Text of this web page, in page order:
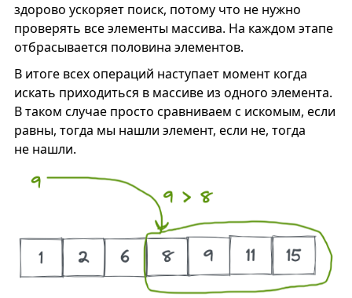
здорово ускоряет поиск, потому что не нужно
проверять все элементы массива. На каждом этапе
отбрасывается половина элементов.
В итоге всех операций наступает момент когда
искать приходиться в массиве из одного элемента.
В таком случае просто сравниваем с искомым, если
равны, тогда мы нашли элемент, если не, тогда
не нашли.